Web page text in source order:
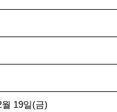
월 19일(금)